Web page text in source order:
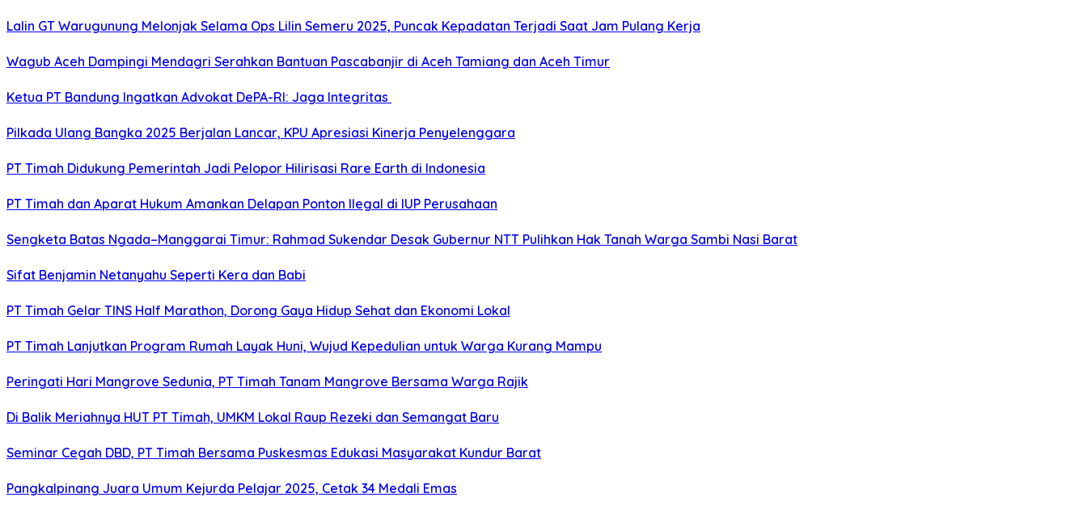
Lalin GT Warugunung Melonjak Selama Ops Lilin Semeru 2025, Puncak Kepadatan Terjadi Saat Jam Pulang Kerja
Wagub Aceh Dampingi Mendagri Serahkan Bantuan Pascabanjir di Aceh Tamiang dan Aceh Timur
Ketua PT Bandung Ingatkan Advokat DePA-RI: Jaga Integritas
Pilkada Ulang Bangka 2025 Berjalan Lancar, KPU Apresiasi Kinerja Penyelenggara
PT Timah Didukung Pemerintah Jadi Pelopor Hilirisasi Rare Earth di Indonesia
PT Timah dan Aparat Hukum Amankan Delapan Ponton Ilegal di IUP Perusahaan
Sengketa Batas Ngada–Manggarai Timur: Rahmad Sukendar Desak Gubernur NTT Pulihkan Hak Tanah Warga Sambi Nasi Barat
Sifat Benjamin Netanyahu Seperti Kera dan Babi
PT Timah Gelar TINS Half Marathon, Dorong Gaya Hidup Sehat dan Ekonomi Lokal
PT Timah Lanjutkan Program Rumah Layak Huni, Wujud Kepedulian untuk Warga Kurang Mampu
Peringati Hari Mangrove Sedunia, PT Timah Tanam Mangrove Bersama Warga Rajik
Di Balik Meriahnya HUT PT Timah, UMKM Lokal Raup Rezeki dan Semangat Baru
Seminar Cegah DBD, PT Timah Bersama Puskesmas Edukasi Masyarakat Kundur Barat
Pangkalpinang Juara Umum Kejurda Pelajar 2025, Cetak 34 Medali Emas